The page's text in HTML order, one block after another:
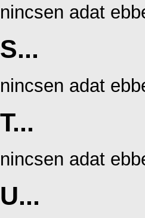
nincsen adat
S...
nincsen adat
T...
nincsen adat
U...